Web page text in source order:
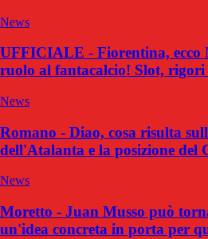
News
UFFICIALE - Fiorentina, ecco
ruolo al fantacalcio! Slot, rigori
News
Romano - Diao, cosa risulta
dell'Atalanta e la posizione del
News
Moretto - Juan Musso può
un'idea concreta in porta per